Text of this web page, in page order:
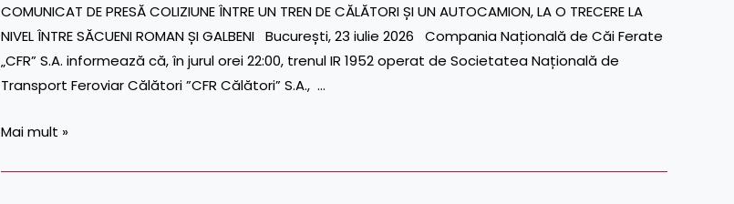
REPUSĂ
SUB
TENSIUNE
COMUNICAT DE PRESĂ COLIZIUNE ÎNTRE UN TREN DE CĂLĂTORI ȘI UN AUTOCAMION, LA O TRECERE LA
NIVEL ÎNTRE SĂCUENI ROMAN ȘI GALBENI București, 23 iulie 2026 Compania Națională de Căi Ferate
„CFR” S.A. informează că, în jurul orei 22:00, trenul IR 1952 operat de Societatea Națională de
Transport Feroviar Călători ”CFR Călători” S.A., …
COLIZIUNE
ÎNTRE
UN
TREN
CĂLĂTORI
ȘI
Mai mult »